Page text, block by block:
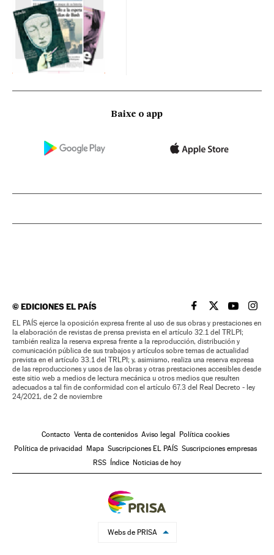
Baixe o app
©EDICIONES EL PAÍS EL PAÍS BRASIL EN
EL PAÍSEL PAÍS
EL
EL PAÍS ejerce la oposición expresa frente al uso de sus obras y prestaciones en
la elaboración de revistas de prensa prevista en el artículo 32.1 del TRLPI;
también realiza la reserva expresa frente a la reproducción, distribución y
comunicación pública de sus trabajos y artículos sobre temas de actualidad
prevista en el artículo 33.1 del TRLPI; y, asimismo, realiza una reserva expresa
de las reproducciones y usos de las obras y otras prestaciones accesibles desde
este sitio web a medios de lectura mecánica u otros medios que resulten
adecuados a tal fin de conformidad con el artículo 67.3 del Real Decreto - ley
24/2021, de 2 de noviembre
Contacto Venta de contenidos Aviso legal Política cookies
Política de privacidad Mapa Suscripciones EL PAÍS Suscripciones empresas
RSS Índice Noticias de hoy
Webs de PRISA